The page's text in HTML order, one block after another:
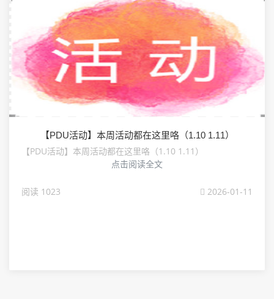
【PDU活动】本周活动都在这里咯（1.10 1.11）
【PDU活动】本周活动都在这里咯（1.10 1.11）
点击阅读全文
阅读 1023 2026-01-11